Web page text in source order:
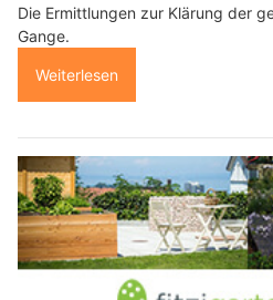
Die Ermittlungen zur Klärung der
Gange.
Weiterlesen